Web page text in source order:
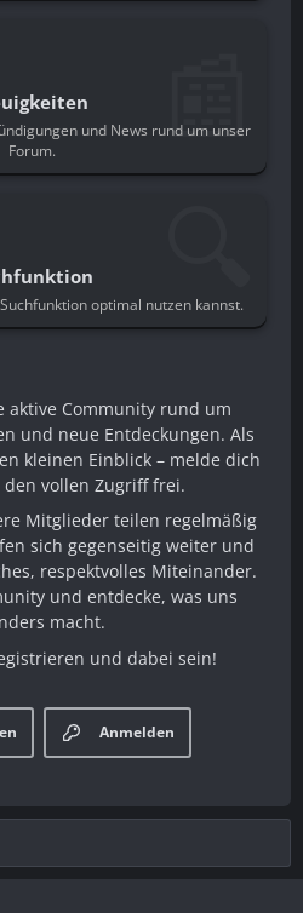
und News rund um unser
Forum.
📰
optimal nutzen kannst.
aktive Community rund um
und neue Entdeckungen. Als
kleinen Einblick – melde dich
vollen Zugriff frei.
Mitglieder teilen regelmäßig
sich gegenseitig weiter und
respektvolles Miteinander.
und entdecke, was uns
macht.
und dabei sein!
Anmelden